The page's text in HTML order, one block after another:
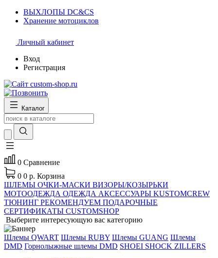
ВЫХЛОПЫ DC&CS
Хранение мотоциклов
Личный кабинет
Вход
Регистрация
Каталог
0 Сравнение
0 0 р. Корзина
ШЛЕМЫ ОЧКИ-МАСКИ ВИЗОРЫ/КОЗЫРЬКИ
МОТООДЕЖДА ОДЕЖДА АКСЕССУАРЫ KUSTOMCREW
ТЮНИНГ РЕКОМЕНДУЕМ ПОДАРОЧНЫЕ
СЕРТИФИКАТЫ CUSTOMSHOP
Выберите интересующую вас категорию
Шлемы QWART Шлемы RUBY Шлемы GUANG Шлемы
DMD Горнолыжные шлемы DMD SHOEI SHOCK ZILLERS